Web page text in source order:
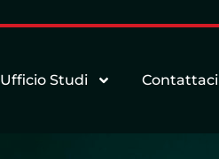
Ufficio Studi Contattaci